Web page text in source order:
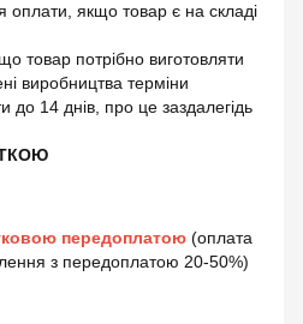
оплати, якщо товар є на складі
товар потрібно виготовляти
виробництва терміни
до 14 днів, про це заздалегідь
передоплатою (оплата
з передоплатою 20-50%)